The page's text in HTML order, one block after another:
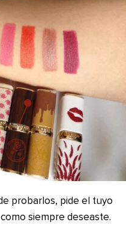
probarlos, pide el tuyo
como siempre deseaste.